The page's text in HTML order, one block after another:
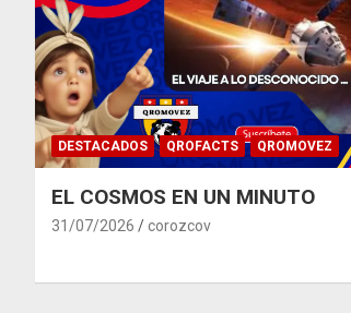
DESTACADOS QROFACTS QROMOVEZ
EL COSMOS EN UN MINUTO
31/07/2026 corozcov